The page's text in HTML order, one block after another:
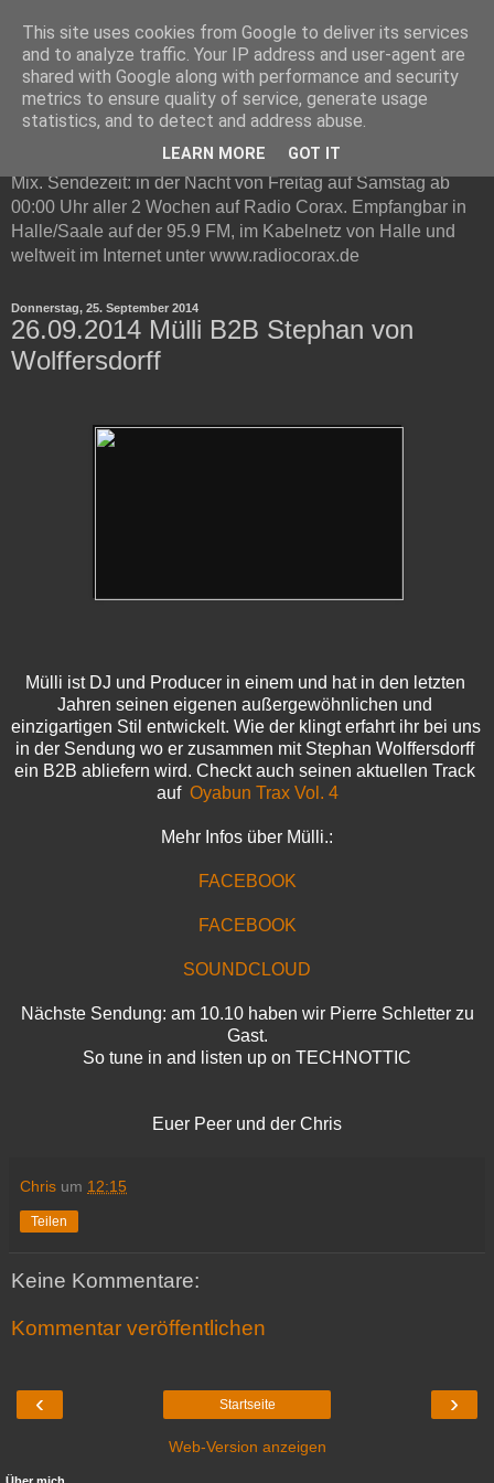
Technottic auf Radio Corax
Technottic ist eine Radioshow auf Radio Corax. Im
Mittelpunkt steht elektronische Musik. Neben Infos und
Neuvorstellungen gibt es in jeder Live-Sendung ein Gast DJ
Mix. Sendezeit: in der Nacht von Freitag auf Samstag ab
00:00 Uhr aller 2 Wochen auf Radio Corax. Empfangbar in
Halle/Saale auf der 95.9 FM, im Kabelnetz von Halle und
weltweit im Internet unter www.radiocorax.de
Donnerstag, 25. September 2014
26.09.2014 Mülli B2B Stephan von
Wolffersdorff
Mülli ist DJ und Producer in einem und hat in den letzten
Jahren seinen eigenen außergewöhnlichen und
einzigartigen Stil entwickelt. Wie der klingt erfahrt ihr bei uns
in der Sendung wo er zusammen mit Stephan Wolffersdorff
ein B2B abliefern wird. Checkt auch seinen aktuellen Track
auf Oyabun Trax Vol. 4
Mehr Infos über Mülli.:
FACEBOOK
FACEBOOK
SOUNDCLOUD
Nächste Sendung: am 10.10 haben wir Pierre Schletterzu
Gast.
So tune in and listen up on TECHNOTTIC
Euer Peer und der Chris
Chris um 12:15
Teilen
Keine Kommentare:
Kommentar veröffentlichen
‹ ›
Startseite
Web-Version anzeigen
This site uses cookies from Google to deliver its services
and to analyze traffic. Your IP address and user-agent are
shared with Google along with performance and security
metrics to ensure quality of service, generate usage
statistics, and to detect and address abuse.
LEARN MORE GOT IT